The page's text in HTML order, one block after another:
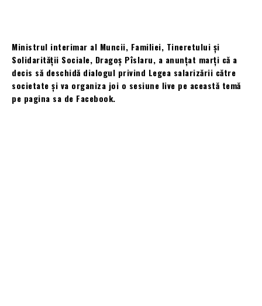
Ministrul interimar al Muncii, Familiei, Tineretului și
Solidarității Sociale, Dragoș Pîslaru, a anunțat marți că a
decis să deschidă dialogul privind Legea salarizării către
societate și va organiza joi o sesiune live pe această temă
pe pagina sa de Facebook.